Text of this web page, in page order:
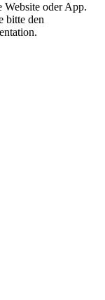
oder App.
bitte den